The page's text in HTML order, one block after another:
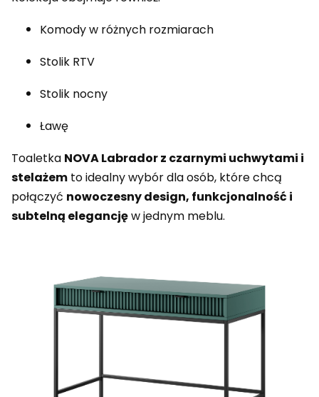
Komody w różnych rozmiarach
Stolik RTV
Stolik nocny
Ławę
Toaletka NOVA Labrador z czarnymi uchwytami i
stelażem to idealny wybór dla osób, które chcą
połączyć nowoczesny design, funkcjonalność i
subtelną elegancjęw jednym meblu.